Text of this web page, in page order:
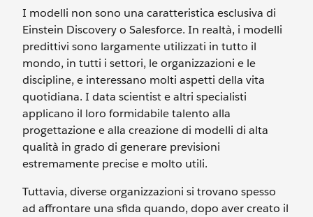
I modelli non sono una caratteristica esclusiva di
Einstein Discovery o Salesforce. In realtà, i modelli
predittivi sono largamente utilizzati in tutto il
mondo, in tutti i settori, le organizzazioni e le
discipline, e interessano molti aspetti della vita
quotidiana. I data scientist e altri specialisti
applicano il loro formidabile talento alla
progettazione e alla creazione di modelli di alta
qualità in grado di generare previsioni
estremamente precise e molto utili.
Tuttavia, diverse organizzazioni si trovano spesso
ad affrontare una sfida quando, dopo aver creato il